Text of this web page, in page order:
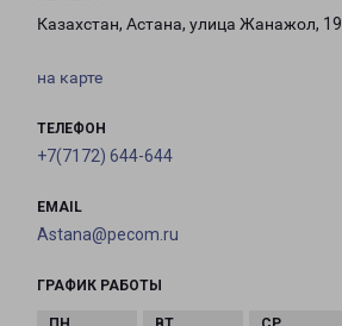
Казахстан, Астана, улица Жанажол, 19
на карте
ТЕЛЕФОН
+7(7172) 644-644
EMAIL
Astana@pecom.ru
ГРАФИК РАБОТЫ